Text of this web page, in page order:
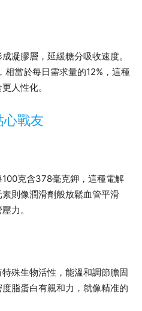
凝膠層，延緩糖分吸收速度。
當於每日需求量的12%，這種
人性化。
心戰友
克含378毫克鉀，這種電解
則像潤滑劑般放鬆血管平滑
力。
殊生物活性，能溫和調節膽固
脂蛋白有親和力，就像精准的